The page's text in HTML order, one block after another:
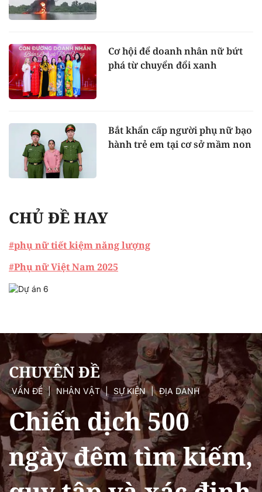
Cơ hội để doanh nhân nữ bứt
phá từ chuyển đổi xanh
Bắt khẩn cấp người phụ nữ bạo
hành trẻ em tại cơ sở mầm non
CHỦ ĐỀ HAY
#phụ nữ tiết kiệm năng lượng
#Phụ nữ Việt Nam 2025
CHUYÊN ĐỀ
VẤN ĐỀ | NHÂN VẬT | SỰ KIỆN | ĐỊA DANH
Chiến dịch 500
ngày đêm tìm kiếm,